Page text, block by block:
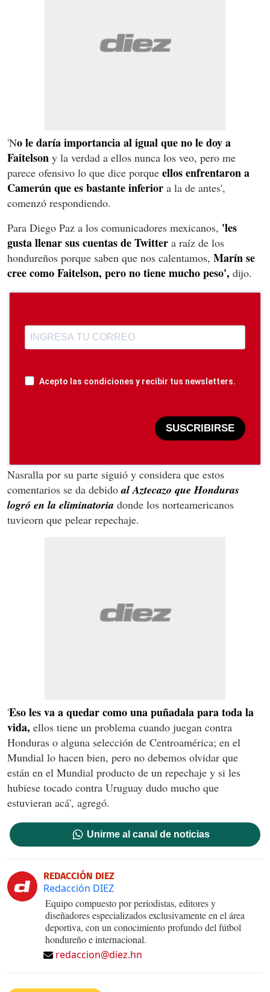
'No le daría importancia al igual que no le doy a
Faitelson y la verdad a ellos nunca los veo, pero me
parece ofensivo lo que dice porque ellos enfrentaron a
Camerún que es bastante inferior a la de antes',
comenzó respondiendo.
Para Diego Paz a los comunicadores mexicanos, 'les
gusta llenar sus cuentas de Twitter a raíz de los
hondureños porque saben que nos calentamos, Marín se
cree como Faitelson, pero no tiene mucho peso', dijo.
Acepto las condiciones y recibir tus newsletters.
SUSCRIBIRSE
Nasralla por su parte siguió y considera que estos
comentarios se da debidoal Aztecazo que Honduras
logró en la eliminatoria donde los norteamericanos
tuvieorn que pelear repechaje.
'Eso les va a quedar como una puñadala para toda la
vida, ellos tiene un problema cuando juegan contra
Honduras o alguna selección de Centroamérica; en el
Mundial lo hacen bien, pero no debemos olvidar que
están en el Mundial producto de un repechaje y si les
hubiese tocado contra Uruguay dudo mucho que
estuvieran acá', agregó.
Unirme al canal de noticias
REDACCIÓN DIEZ
Redacción DIEZ
Equipo compuesto por periodistas, editores y
diseñadores especializados exclusivamente en el área
deportiva, con un conocimiento profundo del fútbol
hondureño e internacional.
redaccion@diez.hn